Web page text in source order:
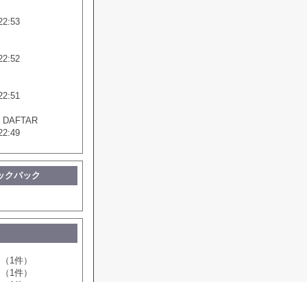
DAFTAR
クバック
（1件）
（1件）